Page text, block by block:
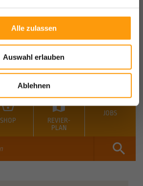
Alle zulassen
Auswahl erlauben
Ablehnen
SHOP
REVIER-
PLAN
JOBS